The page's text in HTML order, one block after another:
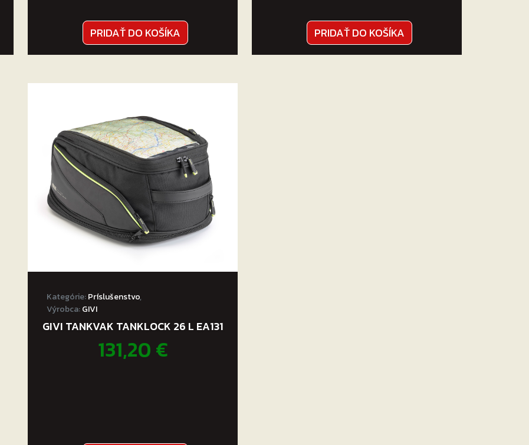
PRIDAŤ DO KOŠÍKA PRIDAŤ DO KOŠÍKA
Kategórie:Príslušenstvo,
Výrobca:GIVI
GIVI TANKVAK TANKLOCK 26 L EA131
131,20€